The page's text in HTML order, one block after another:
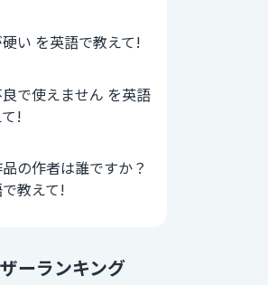
い を英語で教えて!
で使えません を英語
!
の作者は誰ですか？
教えて!
ーランキング